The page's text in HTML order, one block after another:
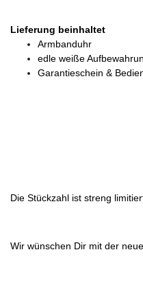
Lieferung beinhaltet
Armbanduhr
edle weiße
Garantieschein &
Die Stückzahl ist streng
Wir wünschen Dir mit der